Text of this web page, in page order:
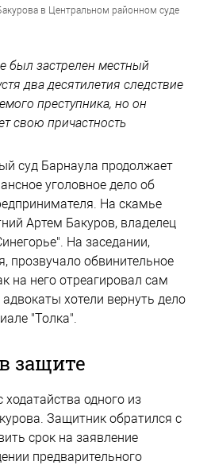
в Центральном районном суде
был застрелен местный
два десятилетия следствие
преступника, но он
свою причастность
суд Барнаула продолжает
уголовное дело об
На скамье
Артем Бакуров, владелец
На заседании,
прозвучало обвинительное
на него отреагировал сам
хотели вернуть дело
"Толка".
защите
одного из
Защитник обратился с
срок на заявление
предварительного